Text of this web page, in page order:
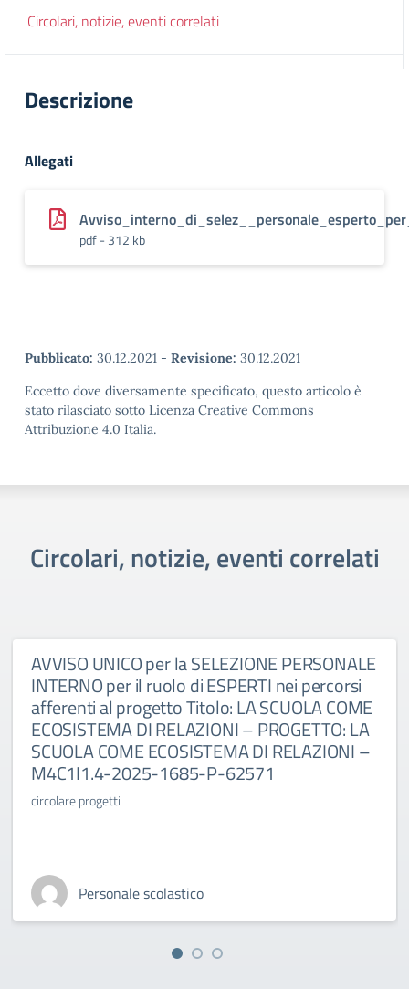
Circolari, notizie, eventi correlati
Descrizione
Allegati
pdf - 312 kb
Pubblicato: 30.12.2021 - Revisione: 30.12.2021
Eccetto dove diversamente specificato, questo articolo è
stato rilasciato sotto Licenza Creative Commons
Attribuzione 4.0 Italia.
Circolari, notizie, eventi correlati
AVVISO UNICO per la SELEZIONE PERSONALE
INTERNO per il ruolo di ESPERTI nei percorsi
afferenti al progetto Titolo: LA SCUOLA COME
ECOSISTEMA DI RELAZIONI – PROGETTO: LA
SCUOLA COME ECOSISTEMA DI RELAZIONI –
M4C1I1.4-2025-1685-P-62571
circolare progetti
Personale scolastico